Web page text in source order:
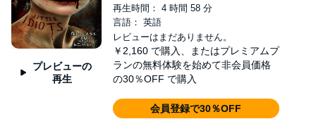
プレビューの
再生
再生時間： 4 時間 58 分
言語： 英語
レビューはまだありません。
￥2,160 で購入、またはプレミアムプ
ランの無料体験を始めて非会員価格
の30％OFF で購入
会員登録で30％OFF